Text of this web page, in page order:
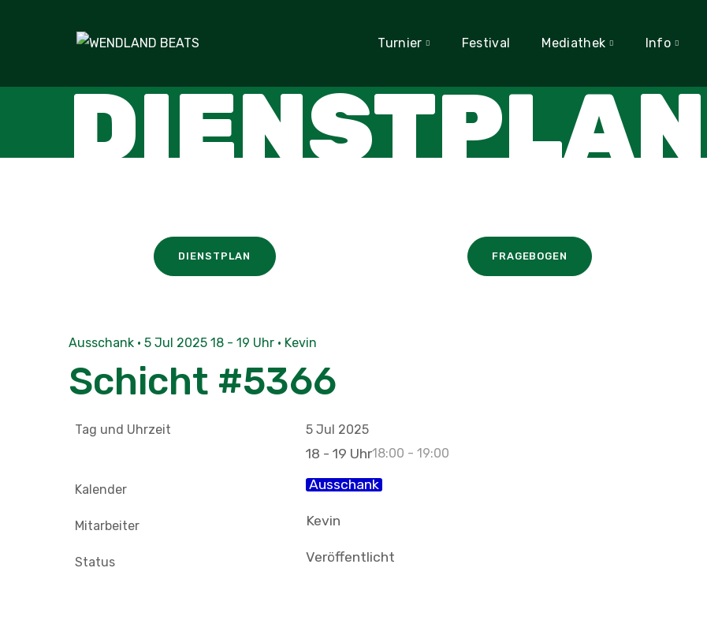
Turnier Festival Mediathek Info
DIENSTPLAN
DIENSTPLAN FRAGEBOGEN
Ausschank · 5 Jul 2025 18 - 19 Uhr · Kevin
Schicht #5366
Tag und Uhrzeit 5 Jul 2025
18 - 19 Uhr18:00 - 19:00
Kalender Ausschank
Mitarbeiter Kevin
Status Veröffentlicht